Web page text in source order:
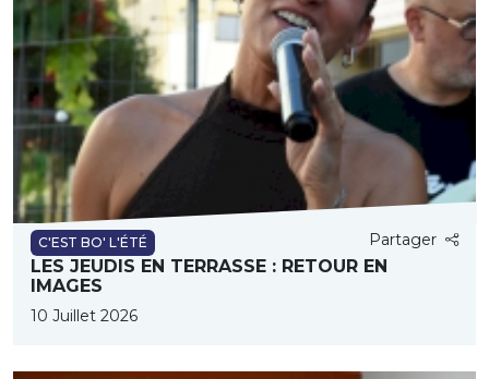
C'EST BO' L'ÉTÉ Partager
LES JEUDIS EN TERRASSE : RETOUR EN
IMAGES
10 Juillet 2026